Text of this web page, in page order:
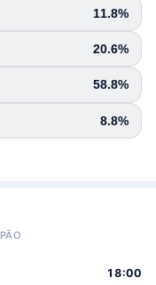
11.8%
20.6%
58.8%
8.8%
18:00